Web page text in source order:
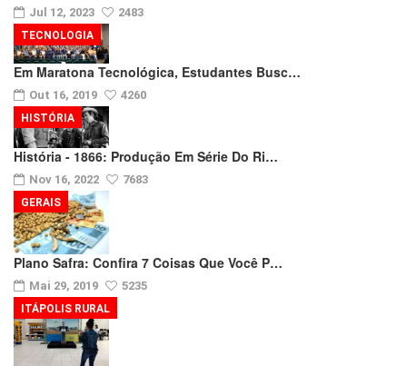
Jul 12, 2023 2483
Em Maratona Tecnológica, Estudantes Busc…
Out 16, 2019 4260
TECNOLOGIA
História - 1866: Produção Em Série Do Ri…
Nov 16, 2022 7683
HISTÓRIA
Plano Safra: Confira 7 Coisas Que Você P…
Mai 29, 2019 5235
GERAIS
ITÁPOLIS RURAL